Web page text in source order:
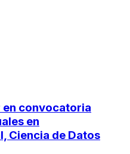
convocatoria
en
Ciencia de Datos